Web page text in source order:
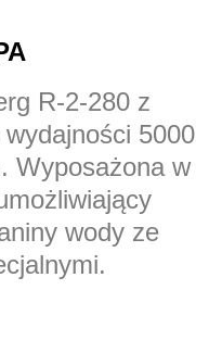
R-2-280 z
5000
Wyposażona w
wody ze